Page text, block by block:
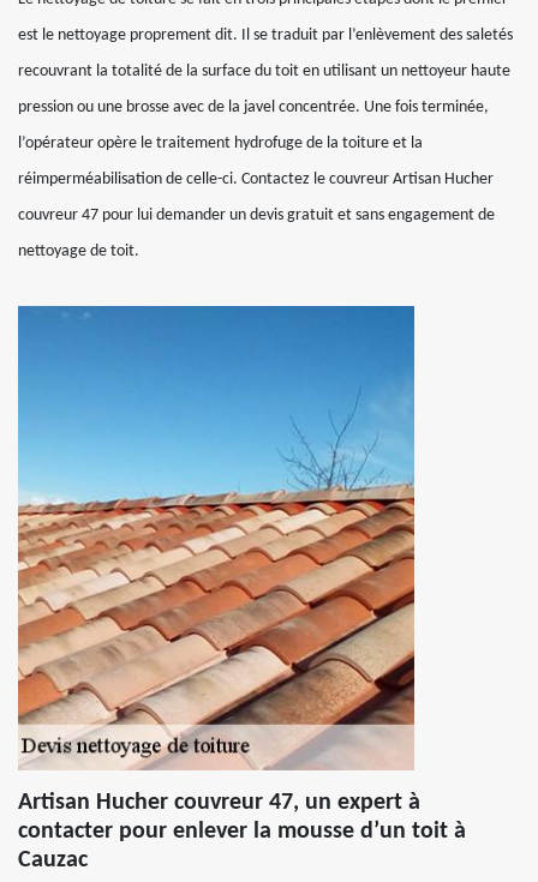
est le nettoyage proprement dit. Il se traduit par l’enlèvement des saletés
recouvrant la totalité de la surface du toit en utilisant un nettoyeur haute
pression ou une brosse avec de la javel concentrée. Une fois terminée,
l’opérateur opère le traitement hydrofuge de la toiture et la
réimperméabilisation de celle-ci. Contactez le couvreur Artisan Hucher
couvreur 47 pour lui demander un devis gratuit et sans engagement de
nettoyage de toit.
Artisan Hucher couvreur 47, un expert à
contacter pour enlever la mousse d’un toit à
Cauzac